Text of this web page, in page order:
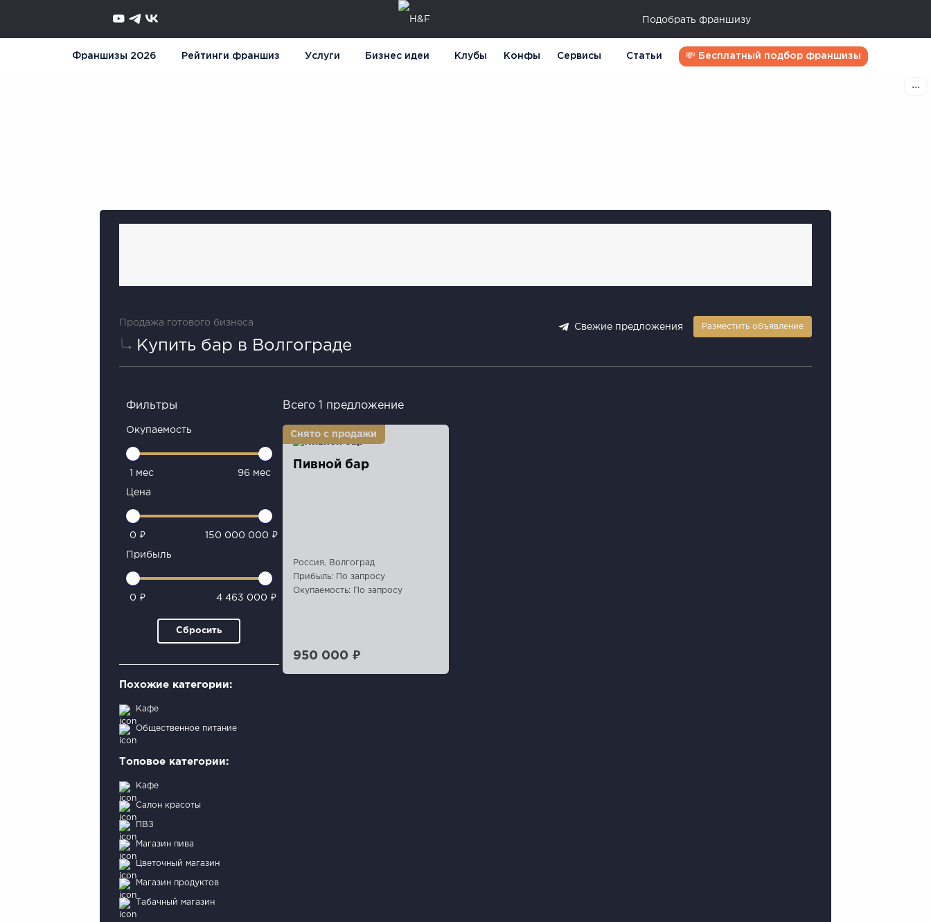
Подобрать франшизу
Франшизы 2026 Рейтинги франшиз Услуги Бизнес идеи Клубы Конфы Сервисы Статьи 💸 Бесплатный подбор франшизы
Продажа готового бизнеса
Купить бар в Волгограде
Свежие предложения Разместить объявление
Фильтры
Окупаемость
1 мес 96 мес
Цена
0 ₽ 150 000 000 ₽
Прибыль
0 ₽ 4 463 000 ₽
Сбросить
Похожие категории:
Кафе
Общественное питание
Топовое категории:
Кафе
Салон красоты
ПВЗ
Магазин пива
Цветочный магазин
Магазин продуктов
Табачный магазин
Всего 1 предложение
Пивной бар
Россия, Волгоград
Прибыль: По запросу
Окупаемость: По запросу
950 000 ₽